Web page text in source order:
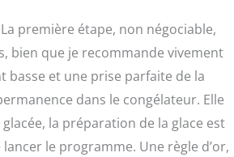
première étape, non négociable,
bien que je recommande vivement
et une prise parfaite de la
dans le congélateur. Elle
la préparation de la glace est
le programme. Une règle d’or,